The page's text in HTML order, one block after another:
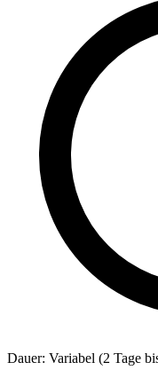
Dauer: Variabel (2 Tage